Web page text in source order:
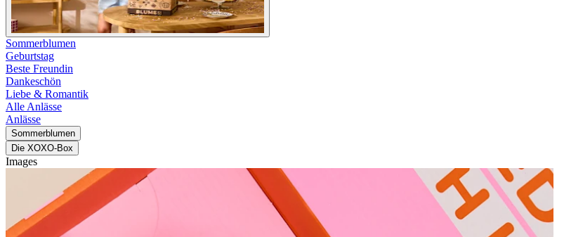
Sommerblumen
Geburtstag
Beste Freundin
Dankeschön
Liebe & Romantik
Alle Anlässe
Anlässe
Sommerblumen
Die XOXO-Box
Images